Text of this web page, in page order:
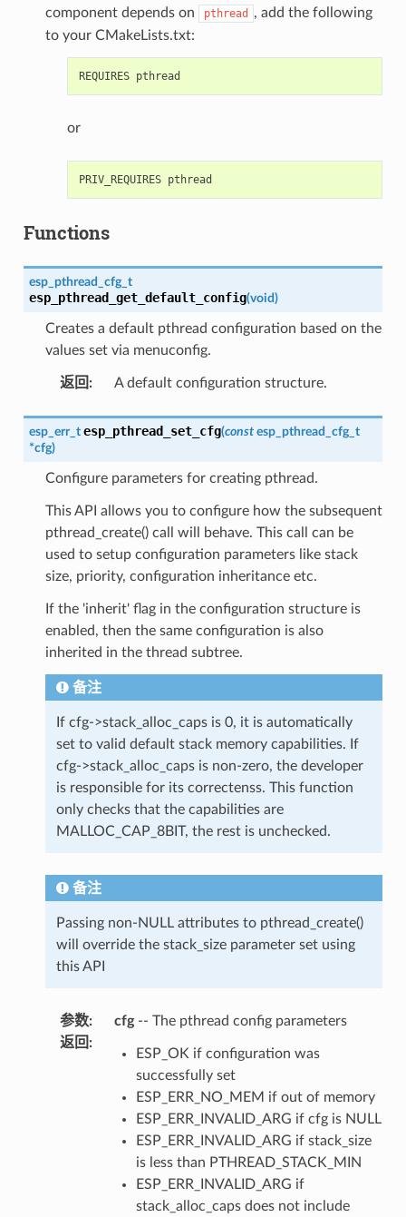
component depends on pthread
, add the following
to your CMakeLists.txt:
or
Functions
esp_pthread_cfg_t
esp_pthread_get_default_config(void)
Creates a default pthread configuration based on the
values set via menuconfig.
返回 : A default configuration structure.
esp_err_t esp_pthread_set_cfg(const esp_pthread_cfg_t
*cfg)
Configure parameters for creating pthread.
This API allows you to configure how the subsequent
pthread_create() call will behave. This call can be
used to setup configuration parameters like stack
size, priority, configuration inheritance etc.
If the 'inherit' flag in the configuration structure is
enabled, then the same configuration is also
inherited in the thread subtree.
备注
If cfg->stack_alloc_caps is 0, it is automatically
set to valid default stack memory capabilities. If
cfg->stack_alloc_caps is non-zero, the developer
is responsible for its correctenss. This function
only checks that the capabilities are
MALLOC_CAP_8BIT, the rest is unchecked.
备注
Passing non-NULL attributes to pthread_create()
will override the stack_size parameter set using
this API
参数: cfg-- The pthread config parameters
返回 :
ESP_OK if configuration was
successfully set
ESP_ERR_NO_MEM if out of memory
ESP_ERR_INVALID_ARG if cfg is NULL
ESP_ERR_INVALID_ARG if stack_size
is less than PTHREAD_STACK_MIN
ESP_ERR_INVALID_ARG if
stack_alloc_caps does not include